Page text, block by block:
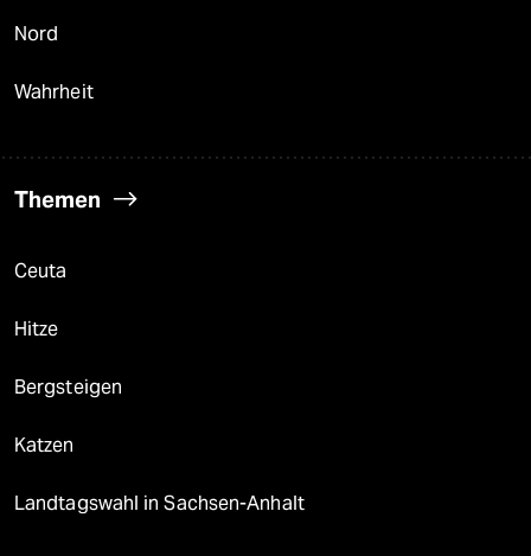
Nord
Wahrheit
Themen
Ceuta
Hitze
Bergsteigen
Katzen
Landtagswahl in Sachsen-Anhalt